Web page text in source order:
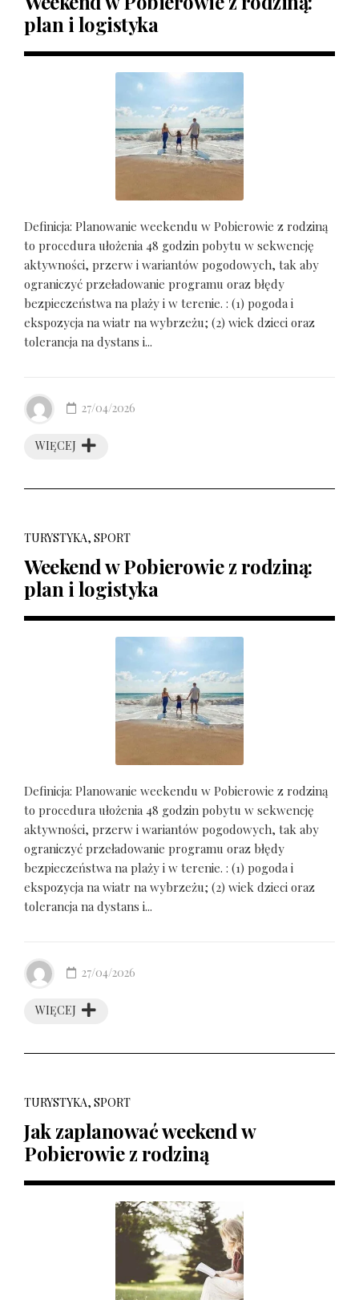
plan i logistyka
Definicja: Planowanie weekendu w Pobierowie z rodziną
to procedura ułożenia 48 godzin pobytu w sekwencję
aktywności, przerw i wariantów pogodowych, tak aby
ograniczyć przeładowanie programu oraz błędy
bezpieczeństwa na plaży i w terenie. : (1) pogoda i
ekspozycja na wiatr na wybrzeżu; (2) wiek dzieci oraz
tolerancja na dystans i...
WIĘCEJ
27/04/2026
TURYSTYKA, SPORT
Weekend w Pobierowie z rodziną:
plan i logistyka
Definicja: Planowanie weekendu w Pobierowie z rodziną
to procedura ułożenia 48 godzin pobytu w sekwencję
aktywności, przerw i wariantów pogodowych, tak aby
ograniczyć przeładowanie programu oraz błędy
bezpieczeństwa na plaży i w terenie. : (1) pogoda i
ekspozycja na wiatr na wybrzeżu; (2) wiek dzieci oraz
tolerancja na dystans i...
WIĘCEJ
27/04/2026
TURYSTYKA, SPORT
Jak zaplanować weekend w
Pobierowie z rodziną